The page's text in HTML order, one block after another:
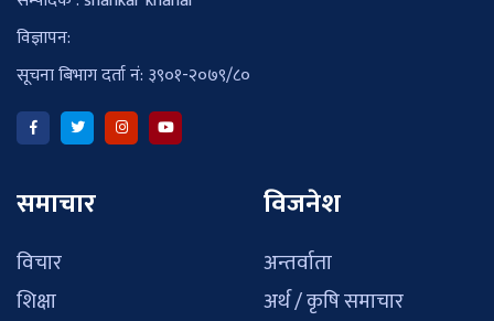
विज्ञापन:
सूचना बिभाग दर्ता नं: ३९०१-२०७९/८०
समाचार
विचार
शिक्षा
विजनेश
अन्तर्वाता
अर्थ / कृषि समाचार